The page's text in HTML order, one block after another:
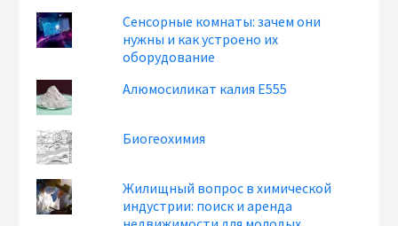
Сенсорные комнаты: зачем они
нужны и как устроено их
оборудование
Алюмосиликат калия Е555
Биогеохимия
Жилищный вопрос в химической
индустрии: поиск и аренда